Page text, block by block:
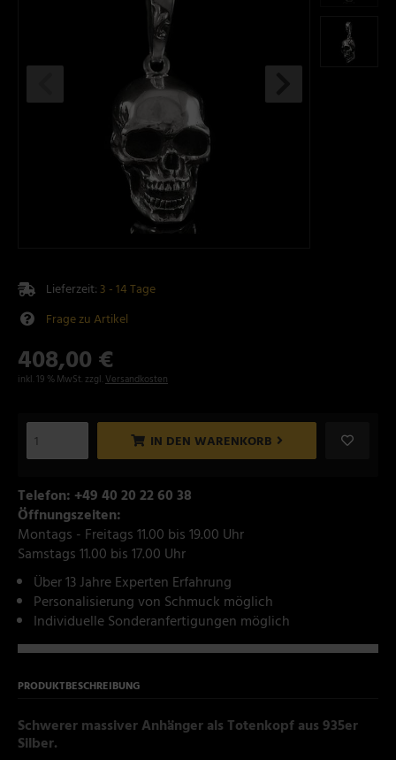
Lieferzeit: 3 - 14 Tage
Frage zu Artikel
408,00 €
inkl. 19 % MwSt. zzgl. Versandkosten
IN DEN WARENKORB
Telefon: +49 40 20 22 60 38
Öffnungszeiten:
Montags - Freitags 11.00 bis 19.00 Uhr
Samstags 11.00 bis 17.00 Uhr
Über 13 Jahre Experten Erfahrung
Personalisierung von Schmuck möglich
Individuelle Sonderanfertigungen möglich
PRODUKTBESCHREIBUNG
Schwerer massiver Anhänger als Totenkopf aus 935er
Silber.